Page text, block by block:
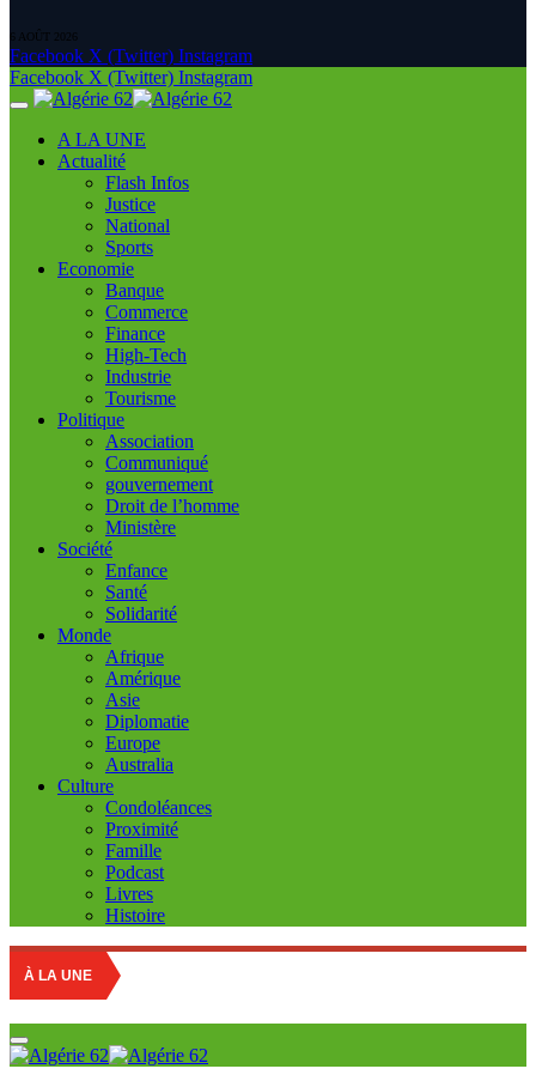
6 AOÛT 2026
Facebook X (Twitter) Instagram
Facebook X (Twitter) Instagram
A LA UNE
Actualité
Flash Infos
Justice
National
Sports
Economie
Banque
Commerce
Finance
High-Tech
Industrie
Tourisme
Politique
Association
Communiqué
gouvernement
Droit de l’homme
Ministère
Société
Enfance
Santé
Solidarité
Monde
Afrique
Amérique
Asie
Diplomatie
Europe
Australia
Culture
Condoléances
Proximité
Famille
Podcast
Livres
Histoire
À LA UNE